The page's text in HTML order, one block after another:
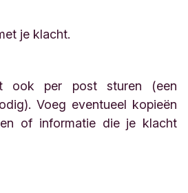
je klacht.
ook per post sturen (een
Voeg eventueel kopieën
of informatie die je klacht